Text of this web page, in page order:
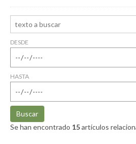
DESDE
HASTA
Buscar
Se han encontrado 15artículos